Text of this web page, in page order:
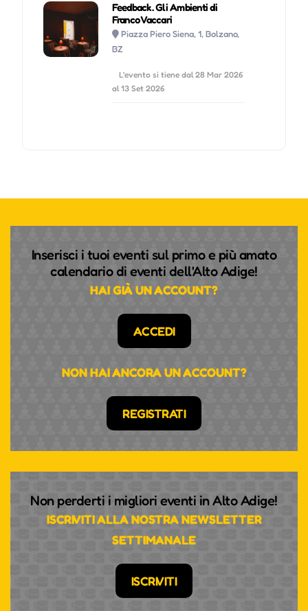
Feedback. Gli Ambienti di
Franco Vaccari
Piazza Piero Siena, 1, Bolzano,
BZ
L'evento si tiene dal 28 Mar 2026
al 13 Set 2026
Inserisci i tuoi eventi sul primo e più amato
calendario di eventi dell'Alto Adige!
HAI GIÀ UN ACCOUNT?
ACCEDI
NON HAI ANCORA UN ACCOUNT?
REGISTRATI
Non perderti i migliori eventi in Alto Adige!
ISCRIVITI ALLA NOSTRA NEWSLETTER
SETTIMANALE
ISCRIVITI